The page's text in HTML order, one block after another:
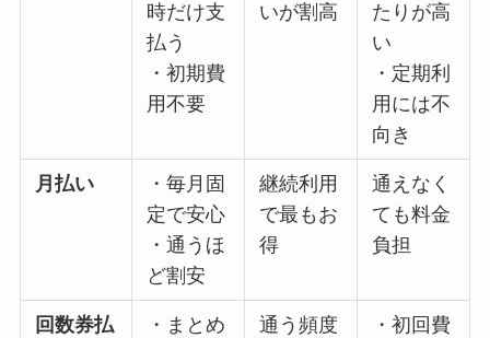
時だけ支
払う
・初期費
用不要
いが割高
たりが高
い
・定期利
用には不
向き
月払い
・毎月固
定で安心
・通うほ
ど割安
継続利用
で最もお
得
通えなく
ても料金
負担
回数券払 ・まとめ 通う頻度 ・初回費